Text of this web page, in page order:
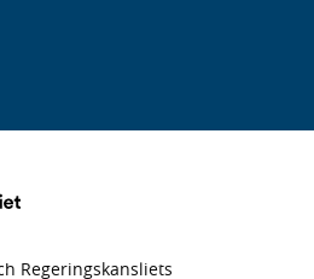
Regeringskansliets